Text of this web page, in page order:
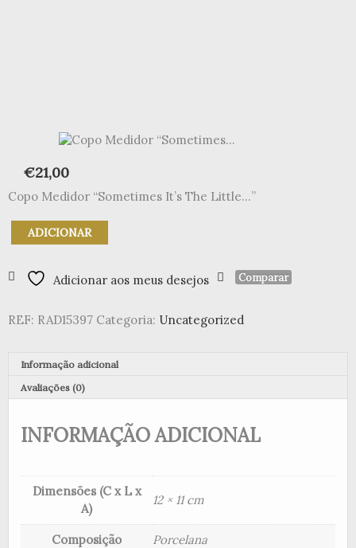
€21,00
Copo Medidor “Sometimes It’s The Little…”
Quantidade
de
Medidor
"Sometimes
The
ADICIONAR
Adicionar aos meus desejos Comparar
REF: RAD15397 Categoria: Uncategorized
Informação adicional
Avaliações (0)
INFORMAÇÃO ADICIONAL
Dimensões (C x L x
A)
12 × 11 cm
Composição Porcelana